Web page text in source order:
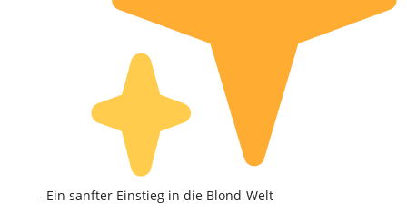
– Ein sanfter Einstieg in die Blond-Welt